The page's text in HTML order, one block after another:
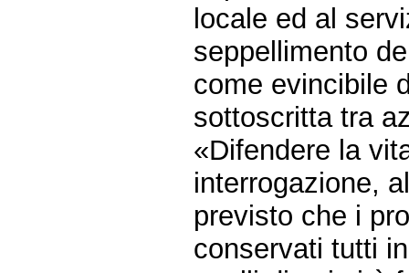
locale ed al
seppellimento
come evincibile
sottoscritta tra
«Difendere la
interrogazione,
previsto che i
conservati tutti